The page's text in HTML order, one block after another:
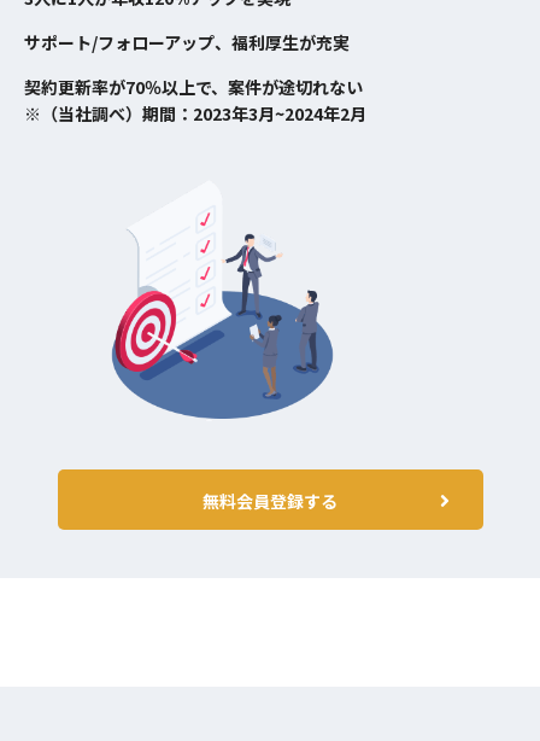
サポート/フォローアップ、福利厚生が充実
契約更新率が70％以上で、案件が途切れない
※（当社調べ）期間：2023年3月~2024年2月
無料会員登録する